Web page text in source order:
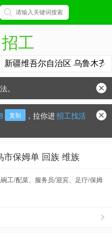
工
。
复制 ，拉你进招工找活
市保姆单 回族 维族
工/配菜、服务员/迎宾、足疗/保姆